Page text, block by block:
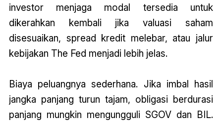
investor menjaga modal tersedia untuk
dikerahkan kembali jika valuasi saham
disesuaikan, spread kredit melebar, atau jalur
kebijakan The Fed menjadi lebih jelas.
Biaya peluangnya sederhana. Jika imbal hasil
jangka panjang turun tajam, obligasi berdurasi
panjang mungkin mengungguli SGOV dan BIL.